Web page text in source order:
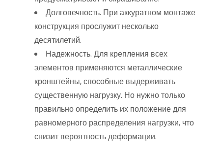
Долговечность. При аккуратном монтаже
конструкция прослужит несколько
десятилетий.
Надежность. Для крепления всех
элементов применяются металлические
кронштейны, способные выдерживать
существенную нагрузку. Но нужно только
правильно определить их положение для
равномерного распределения нагрузки, что
снизит вероятность деформации.